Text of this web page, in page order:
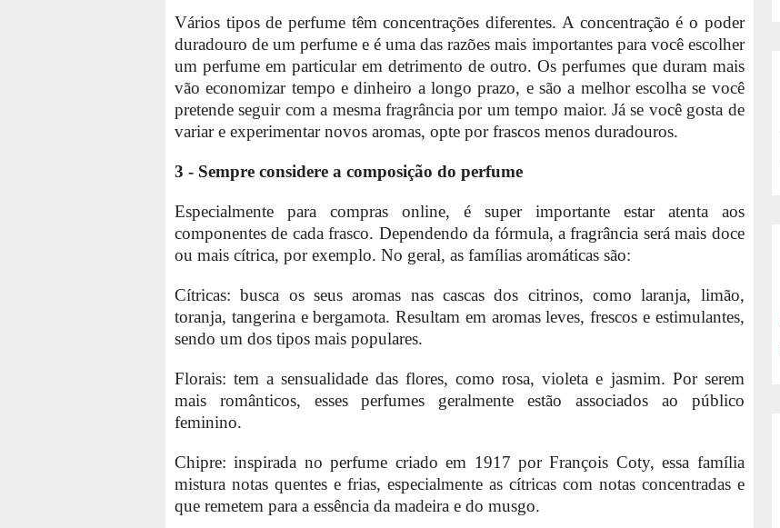
Vários tipos de perfume têm concentrações diferentes. A concentração é o poder
duradouro de um perfume e é uma das razões mais importantes para você escolher
um perfume em particular em detrimento de outro. Os perfumes que duram mais
vão economizar tempo e dinheiro a longo prazo, e são a melhor escolha se você
pretende seguir com a mesma fragrância por um tempo maior. Já se você gosta de
variar e experimentar novos aromas, opte por frascos menos duradouros.
3 - Sempre considere a composição do perfume
Especialmente para compras online, é super importante estar atenta aos
componentes de cada frasco. Dependendo da fórmula, a fragrância será mais doce
ou mais cítrica, por exemplo. No geral, as famílias aromáticas são:
Cítricas: busca os seus aromas nas cascas dos citrinos, como laranja, limão,
toranja, tangerina e bergamota. Resultam em aromas leves, frescos e estimulantes,
sendo um dos tipos mais populares.
Florais: tem a sensualidade das flores, como rosa, violeta e jasmim. Por serem
mais românticos, esses perfumes geralmente estão associados ao público
feminino.
Chipre: inspirada no perfume criado em 1917 por François Coty, essa família
mistura notas quentes e frias, especialmente as cítricas com notas concentradas e
que remetem para a essência da madeira e do musgo.